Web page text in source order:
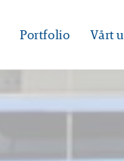
Portfolio Vårt